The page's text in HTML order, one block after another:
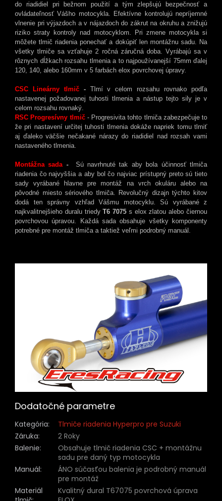
do riadidiel pri bežnom použití a tým zlepšujú bezpečnosť a
ovládateľnosť Vášho motocykla. Efektívne kontrolujú nepríjemné
vlnenie pri výjazdoch a v nájazdoch do zákrut na okruhu a znižujú
riziko straty kontroly nad motocyklom. Pri zmene motocykla si
môžete tlmič riadenia ponechať a dokúpiť len montážnu sadu. Na
všetky tlmiče sa vzťahuje 2 ročná záručná doba. Vyrábajú sa v
rôznych dĺžkach rozsahu tlmenia a to najpoužívanejší 75mm ďalej
120, 140, alebo 160mm v 5 farbách elox povrchovej úpravy.
CSC Lineárny tlmič-Tlmí v celom rozsahu rovnako podľa
nastavenej požadovanej tuhosti tlmenia a nástup tejto sily je v
celom rozsahu rovnaký.
RSC Progresívny tlmič - Progresivita tohto tlmiča zabezpečuje to
že pri nastavení určitej tuhosti tlmenia dokáže napriek tomu tlmiť
aj ďaleko väčšie nečakané nárazy do riadidiel nad rozsah vami
nastaveného tlmenia.
Montážna sada - Sú navrhnuté tak aby bola účinnosť tlmiča
riadenia čo najvyššia a aby bol čo najviac prístupný preto sú tieto
sady vyrábané hlavne pre montáž na vrch okuláru alebo na
pôvodné miesto sériového tlmiča. Revolučný dizajn týchto kitov
dodá ten správny vzhľad Vášmu motocyklu. Sú vyrábané z
najkvalitnejšieho duralu triedyT6 7075 s elox zlatou alebo čiernou
povrchovou úpravou. Každá sada obsahuje všetky komponenty
potrebné pre montáž tlmiča a taktiež veľmi podrobný manuál.
Dodatočné parametre
Kategória:
Tlmiče riadenia Hyperpro pre Suzuki
Záruka:
2 Roky
Balenie:
Obsahuje tlmič riadenia CSC + montážnu
sadu pre daný typ motocykla
Manuál:
ÁNO súčasťou balenia je podrobný manuál
pre montáž
Materiál
Kvalitný dural T67075 povrchová úprava